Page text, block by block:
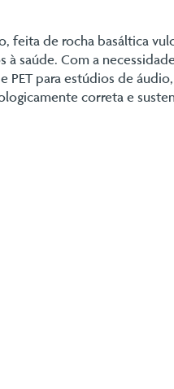
feita de rocha basáltica
saúde. Com a
PET para estúdios de
correta e